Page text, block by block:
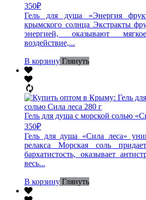
350₽
Гель для душа «Энергия
крымского солнца Экстракты
энергией, оказывают
воздействие,...
В корзину Глянуть
Гель для душа с морской солью
350₽
Гель для душа «Сила леса»
релакса Морская соль
бархатистость, оказывает
весь...
В корзину Глянуть